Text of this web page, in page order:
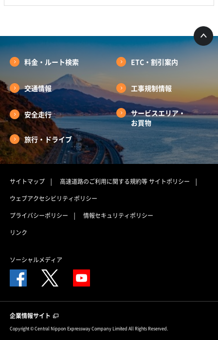
料金・ルート検索 ETC・割引案内
交通情報 工事規制情報
安全走行
サービスエリア・
お買物
旅行・ドライブ
サイトマップ 高速道路のご利用に関する規約等サイトポリシー
ウェブアクセシビリティポリシー
プライバシーポリシー
情報セキュリティポリシー
リンク
ソーシャルメディア
企業情報サイト
Copyright © Central Nippon Expressway Company Limited All Rights Reserved.